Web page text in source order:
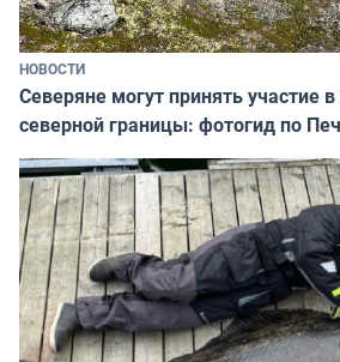
НОВОСТИ
Северяне могут принять участие
северной границы: фотогид по